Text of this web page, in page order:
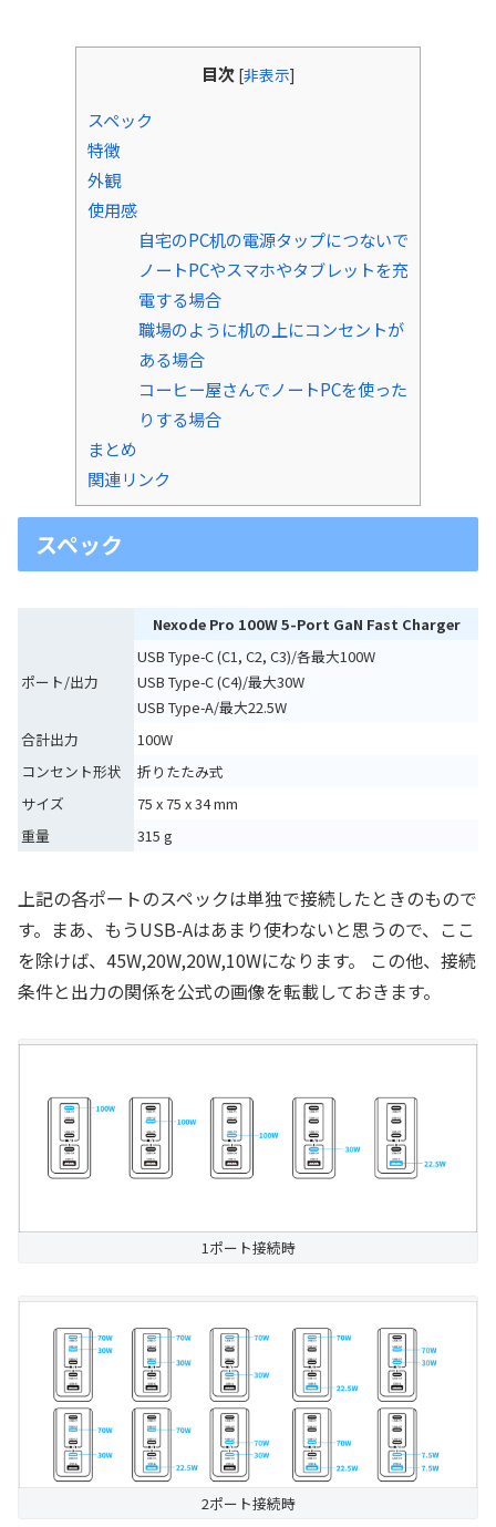
目次 [非表示]
スペック
特徴
外観
使用感
自宅のPC机の電源タップにつないで
ノートPCやスマホやタブレットを充
電する場合
職場のように机の上にコンセントが
ある場合
コーヒー屋さんでノートPCを使った
りする場合
まとめ
関連リンク
スペック
Nexode Pro 100W 5-Port GaN Fast Charger
ポート/出力
USB Type-C (C1, C2, C3)/各最大100W
USB Type-C (C4)/最大30W
USB Type-A/最大22.5W
合計出力
100W
コンセント形状
折りたたみ式
サイズ
75 x 75 x 34 mm
重量
315 g
上記の各ポートのスペックは単独で接続したときのもので
す。まあ、もうUSB-Aはあまり使わないと思うので、ここ
を除けば、45W,20W,20W,10Wになります。 この他、接続
条件と出力の関係を公式の画像を転載しておきます。
1ポート接続時
2ポート接続時